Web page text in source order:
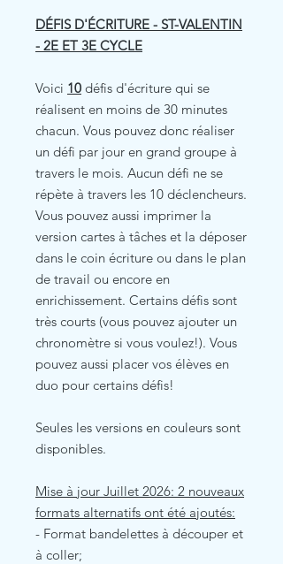
DÉFIS D'ÉCRITURE - ST-VALENTIN
- 2E ET 3E CYCLE
Voici 10 défis d'écriture qui se
réalisent en moins de 30 minutes
chacun. Vous pouvez donc réaliser
un défi par jour en grand groupe à
travers le mois. Aucun défi ne se
répète à travers les 10 déclencheurs.
Vous pouvez aussi imprimer la
version cartes à tâches et la déposer
dans le coin écriture ou dans le plan
de travail ou encore en
enrichissement. Certains défis sont
très courts (vous pouvez ajouter un
chronomètre si vous voulez!). Vous
pouvez aussi placer vos élèves en
duo pour certains défis!
Seules les versions en couleurs sont
disponibles.
Mise à jour Juillet 2026: 2 nouveaux
formats alternatifs ont été ajoutés:
- Format bandelettes à découper et
à coller;